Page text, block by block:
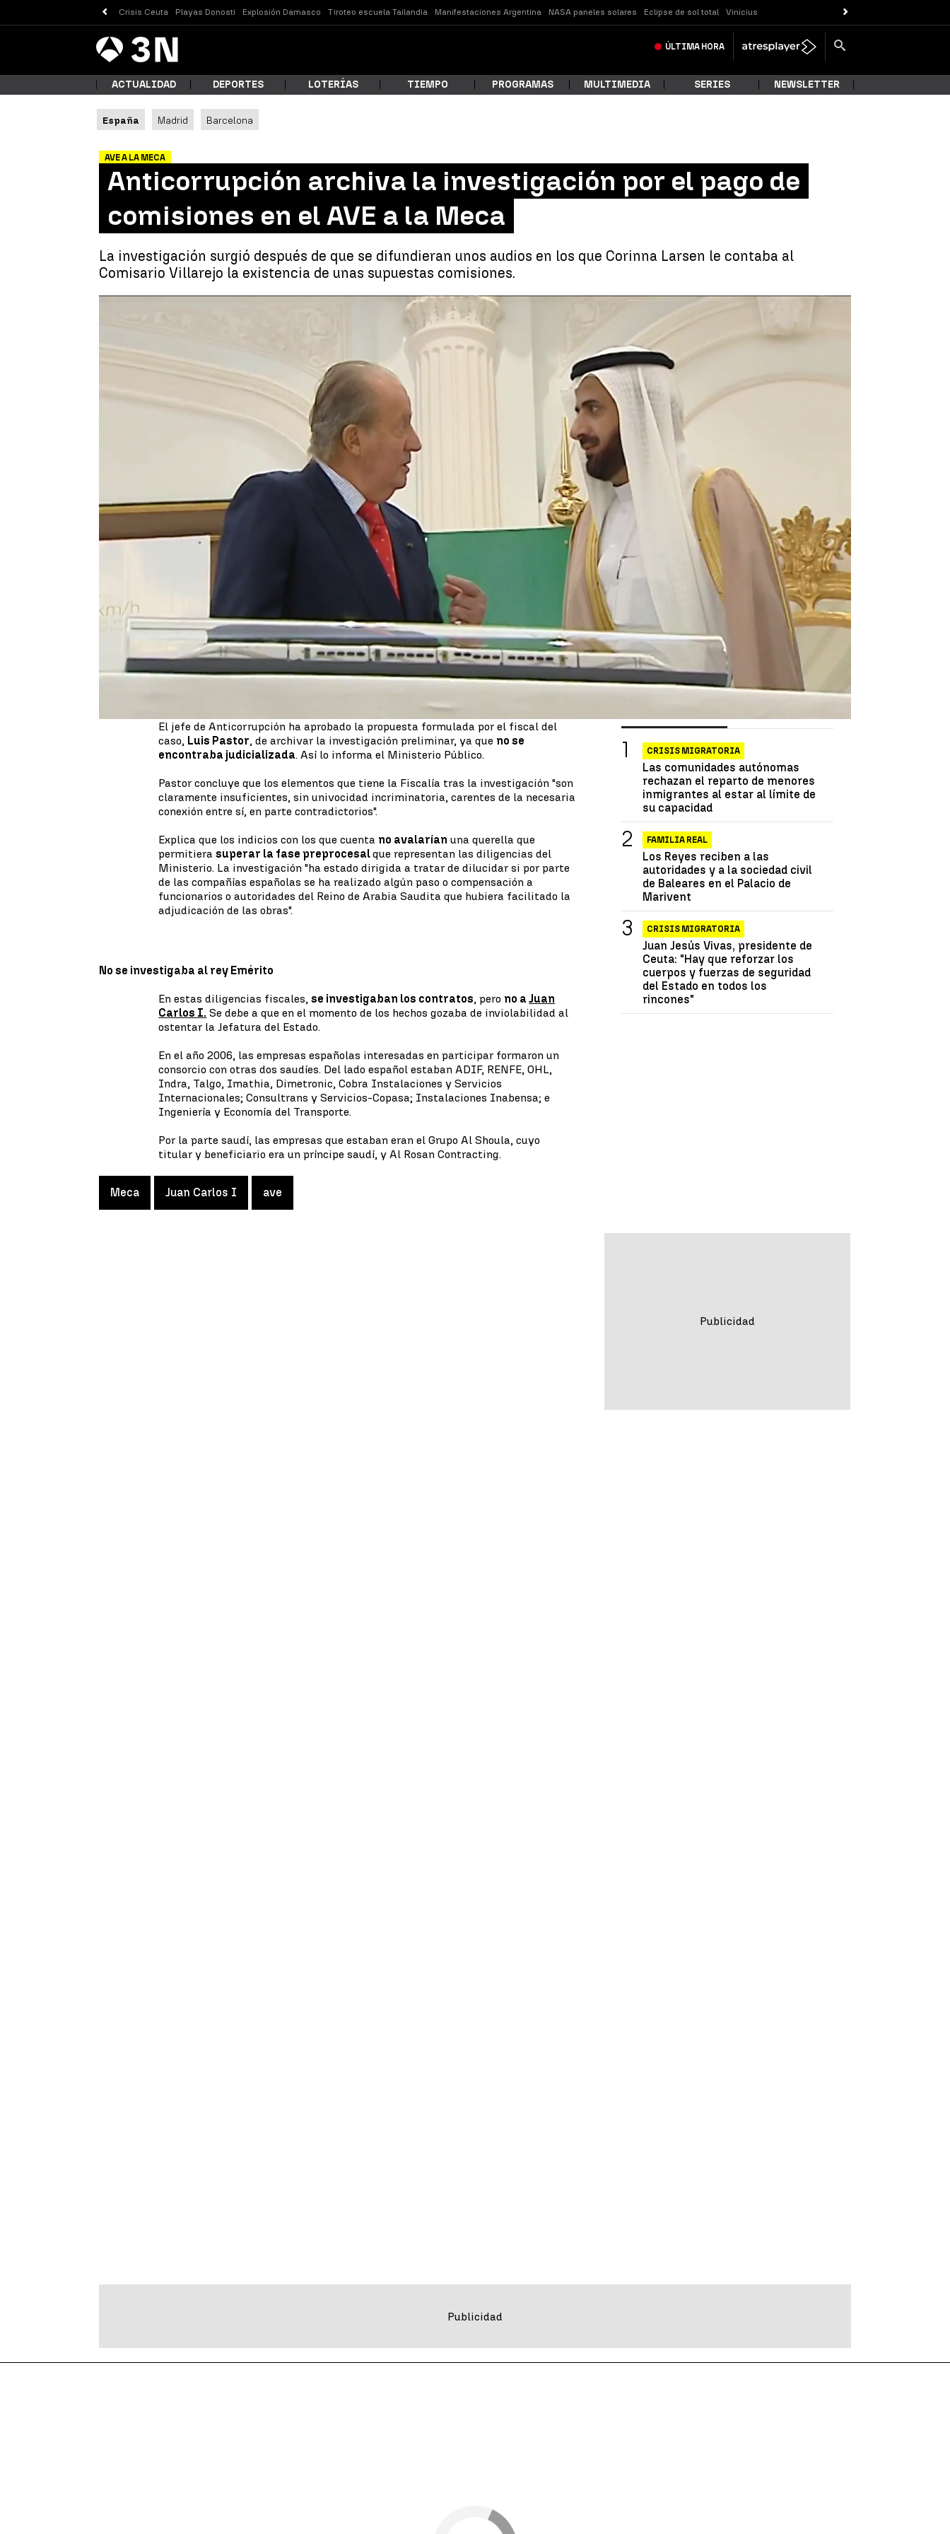
Crisis Ceuta Playas Donosti Explosión Damasco Tiroteo escuela Tailandia Manifestaciones Argentina NASA paneles solares Eclipse de sol total Vinicius
Antena
3 Noticias ÚLTIMA HORA
¿Qué estás buscando?
Buscar
ACTUALIDAD DEPORTES LOTERÍAS TIEMPO PROGRAMAS MULTIMEDIA SERIES NEWSLETTER
España Madrid Barcelona
AVE A LA MECA
Anticorrupción archiva la investigación por el pago de
comisiones en el AVE a la Meca
La investigación surgió después de que se difundieran unos audios en los que Corinna Larsen le contaba al
Comisario Villarejo la existencia de unas supuestas comisiones.
Anticorrupción archiva la investigación por el pago de comisiones en el AVE a la Meca |
Publicado:12 de mayo de 2022, 15:33 Whatsapp Linkedin
La Fiscalía Anticorrupción ha archivado la investigación del supuesto cobro de
comisiones para la construcción del
Meca
. No se ha podido determinar
que un consorcio de empresas españolas pagara comisiones ilegales por valor de
80 millones para su construcción.
La investigación surgió tras la difusión de unos audios, en los queCorinna
Larsenle contaba alComisario Villarejola existencia de esas supuestas
comisiones. El pasado mes de marzo, el Tribunal Supremo archivó la
El jefe de Anticorrupción ha aprobado la propuesta formulada por el fiscal del
caso, Luis Pastor, de archivar la investigación preliminar, ya que no se
encontraba judicializada. Así lo informa el Ministerio Público.
Pastor concluye que los elementos que tiene la Fiscalía tras la investigación "son
claramente insuficientes, sin univocidad incriminatoria, carentes de la necesaria
conexión entre sí, en parte contradictorios".
Explica que los indicios con los que cuenta no avalarían una querella que
permitierasuperar la fase preprocesalque representan las diligencias del
Ministerio. La investigación "ha estado dirigida a tratar de dilucidar si por parte
de las compañías españolas se ha realizado algún paso o compensación a
funcionarios o autoridades del Reino de Arabia Saudita que hubiera facilitado la
adjudicación de las obras".
No se investigaba al rey Emérito
En estas diligencias fiscales,se investigaban los contratos, pero no aJuan
Carlos I. Se debe a que en el momento de los hechos gozaba de inviolabilidad al
ostentar la Jefatura del Estado.
En el año 2006, las empresas españolas interesadas en participar formaron un
consorcio con otras dos saudíes. Del lado español estaban ADIF, RENFE, OHL,
Indra, Talgo, Imathia, Dimetronic, Cobra Instalaciones y Servicios
Internacionales; Consultrans y Servicios-Copasa; Instalaciones Inabensa; e
Ingeniería y Economía del Transporte.
Por la parte saudí, las empresas que estaban eran el Grupo Al Shoula, cuyo
titular y beneficiario era un príncipe saudí, y Al Rosan Contracting.
Meca Juan Carlos I ave
CRISIS MIGRATORIA
Las comunidades autónomas
rechazan el reparto de menores
inmigrantes al estar al límite de
su capacidad
FAMILIA REAL
Los Reyes reciben a las
autoridades y a la sociedad civil
de Baleares en el Palacio de
Marivent
CRISIS MIGRATORIA
Juan Jesús Vivas, presidente de
Ceuta: "Hay que reforzar los
cuerpos y fuerzas de seguridad
del Estado en todos los
rincones"